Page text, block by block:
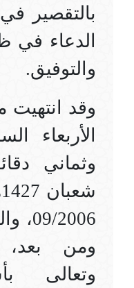
بالتقصير
الدعاء في
والتوفيق.
وقد انتهيت
الأربعاء
09/
ومن بعد،
وتعالى